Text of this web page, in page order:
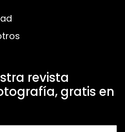
revista
gratis en